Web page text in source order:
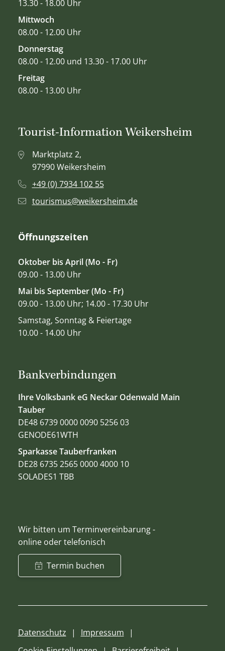
13.30 - 18.00 Uhr
Mittwoch
08.00 - 12.00 Uhr
Donnerstag
08.00 - 12.00 und 13.30 - 17.00 Uhr
Freitag
08.00 - 13.00 Uhr
Bankverbindungen
Ihre Volksbank eG Neckar Odenwald Main
Tauber
DE48 6739 0000 0090 5256 03
GENODE61WTH
Sparkasse Tauberfranken
DE28 6735 2565 0000 4000 10
SOLADES1 TBB
Wir bitten um Terminvereinbarung -
online oder telefonisch
Termin buchen
Tourist-Information Weikersheim
Marktplatz 2,
97990 Weikersheim
+49 (0) 7934 102 55
tourismus@weikersheim.de
Öffnungszeiten
Oktober bis April (Mo - Fr)
09.00 - 13.00 Uhr
Mai bis September (Mo - Fr)
09.00 - 13.00 Uhr; 14.00 - 17.30 Uhr
Samstag, Sonntag & Feiertage
10.00 - 14.00 Uhr
Datenschutz
Impressum